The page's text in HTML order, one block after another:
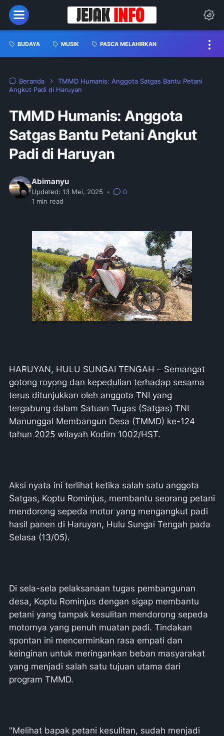
BUDAYA MUSIK PASCA MELAHIRKAN
Beranda
TMMD Humanis: Anggota Satgas Bantu Petani
Angkut Padi di Haruyan
TMMD Humanis: Anggota
Satgas Bantu Petani Angkut
Padi di Haruyan
Abimanyu
Updated: 13 Mei, 2025 •
0
1 min read
HARUYAN, HULU SUNGAI TENGAH – Semangat
gotong royong dan kepedulian terhadap sesama
terus ditunjukkan oleh anggota TNI yang
tergabung dalam Satuan Tugas (Satgas) TNI
Manunggal Membangun Desa (TMMD) ke-124
tahun 2025 wilayah Kodim 1002/HST.
Aksi nyata ini terlihat ketika salah satu anggota
Satgas, Koptu Rominjus, membantu seorang petani
mendorong sepeda motor yang mengangkut padi
hasil panen di Haruyan, Hulu Sungai Tengah pada
Selasa (13/05).
Di sela-sela pelaksanaan tugas pembangunan
desa, Koptu Rominjus dengan sigap membantu
petani yang tampak kesulitan mendorong sepeda
motornya yang penuh muatan padi. Tindakan
spontan ini mencerminkan rasa empati dan
keinginan untuk meringankan beban masyarakat
yang menjadi salah satu tujuan utama dari
program TMMD.
"Melihat bapak petani kesulitan, sudah menjadi